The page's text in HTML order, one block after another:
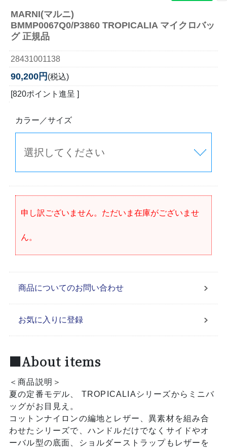
MARNI(マルニ)
BMMP0067Q0/P3860 TROPICALIA マイクロバッ
グ 正規品
28431001138
90,200円 (税込)
[820ポイント進呈 ]
カラー／サイズ
申し訳ございません。ただいま在庫がございませ
ん。
商品についてのお問い合わせ
お気に入りに登録
■About items
＜商品説明＞
夏の定番モデル、 TROPICALIAシリーズからミニバ
ッグがお目見え。
コットンナイロンの編地とレザー、異素材を組み合
わせたシリーズで、ハンドルだけでなくサイドやオ
ーバル型の底面、ショルダーストラップもレザーを